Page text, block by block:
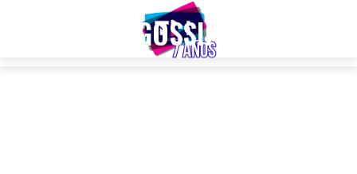
GOSSIP